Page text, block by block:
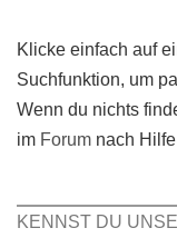
Klicke einfach auf
Suchfunktion, um
Wenn du nichts
im Forum nach
KENNST DU